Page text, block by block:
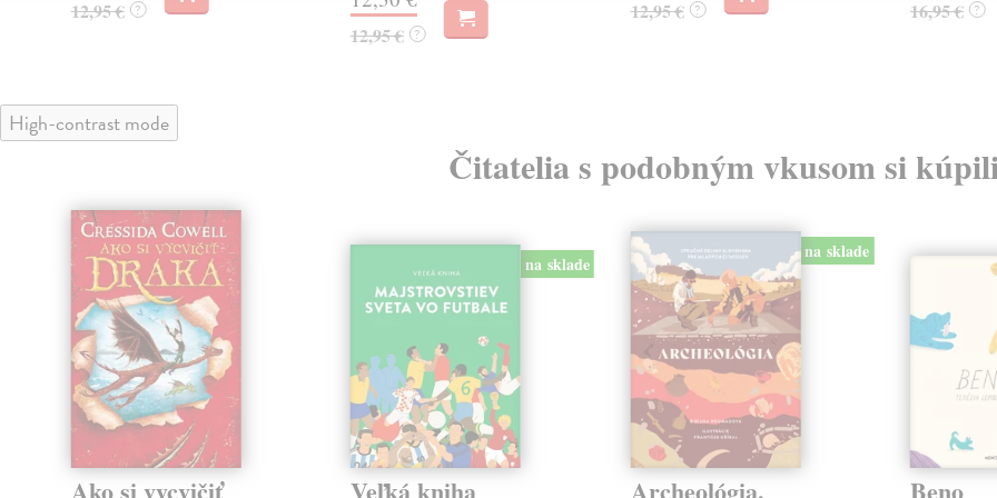
12,95 € ?
12,95 € ?
12,95 € ? 16,95 € ?
High-contrast mode
Čitatelia s podobným vkusom si
na sklade
na sklade